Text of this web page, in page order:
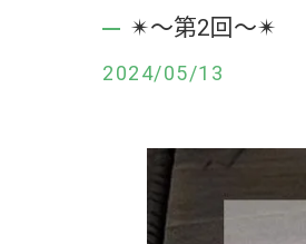
✴︎〜第2回〜✴︎
2024/05/13